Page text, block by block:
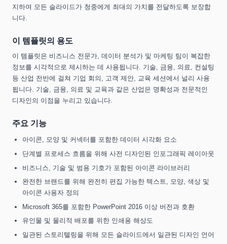
지하여 모든 슬라이드가 청중에게 최대의 가치를 전달하도록 보장합
니다.
이 템플릿의 용도
이 템플릿은 비즈니스 전문가, 데이터 분석가 및 마케팅 팀이 복잡한
정보를 시각적으로 제시하는 데 사용됩니다. 기술, 금융, 의료, 컨설팅
등 산업 전반에 걸쳐 기업 회의, 고객 제안, 교육 세션에서 널리 사용
됩니다. 기술, 금융, 의료 및 교육과 같은 산업은 명확성과 전문적인
디자인의 이점을 누리고 있습니다.
주요 기능
아이콘, 모양 및 커넥터를 포함한 데이터 시각화 요소
단계별 프로세스 흐름을 위해 사전 디자인된 인포그래픽 레이아웃
비즈니스, 기술 및 범용 기호가 포함된 아이콘 라이브러리
완전한 브랜드를 위해 완전히 편집 가능한 텍스트, 모양, 색상 및
아이콘 사용자 정의
Microsoft 365를 포함한 PowerPoint 2016 이상 버전과 호환
유인물 및 물리적 배포를 위한 인쇄용 해상도
일관된 스토리텔링을 위해 모든 슬라이드에서 일관된 디자인 언어